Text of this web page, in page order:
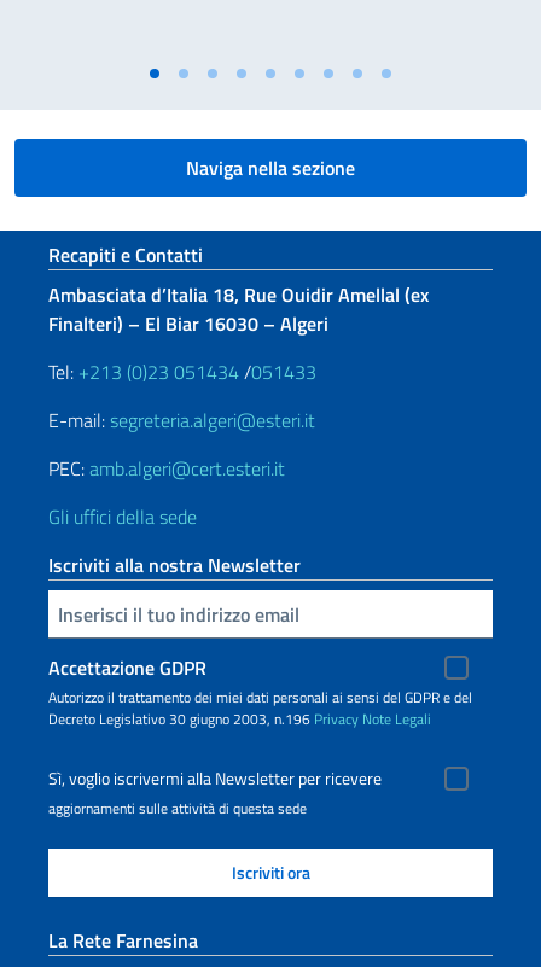
Naviga nella sezione
Sezione footer
Recapiti e Contatti
Ambasciata d’Italia 18, Rue Ouidir Amellal (ex
Finalteri) – El Biar 16030 – Algeri
Tel: +213 (0)23 051434/051433
E-mail:segreteria.algeri@esteri.it
PEC:amb.algeri@cert.esteri.it
Gli uffici della sede
Iscriviti alla nostra Newsletter
Inserisci la tua email
Accettazione GDPR
Autorizzo il trattamento dei miei dati personali ai sensi del GDPR e del
Decreto Legislativo 30 giugno 2003, n.196 Privacy Note Legali
Sì, voglio iscrivermi alla Newsletter per ricevere
aggiornamenti sulle attività di questa sede
La Rete Farnesina